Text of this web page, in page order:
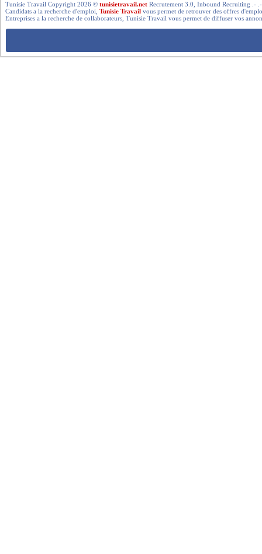
Tunisie Travail Copyright 2026 ©tunisietravail.net Recrutement 3.0, Inbound Recruiting .-
Candidats a la recherche d'emploi,Tunisie Travail vous permet de retrouver des offres
Entreprises a la recherche de collaborateurs, Tunisie Travail vous permet de diffuser vos